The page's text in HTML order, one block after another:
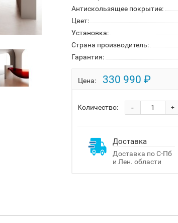
Антискользящее покрытие:
Цвет:
Установка:
Страна производитель:
Гарантия:
Цена: 330 990 ₽
Количество: +
-
Доставка
Доставка по С-Пб
и Лен. области